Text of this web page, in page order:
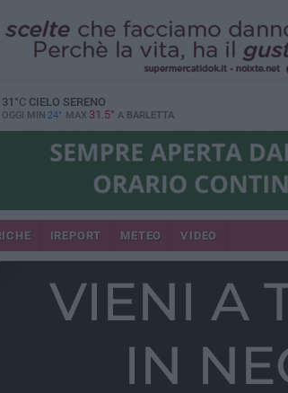
31 °CCIELO SERENO
OGGI MIN 24° MAX 31.5° A BARLETTA
IREPORT METEO VIDEO